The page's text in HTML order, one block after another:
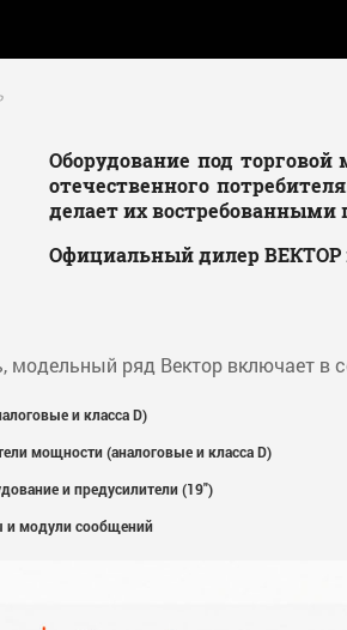
Оборудование под торговой
отечественного
делает их
Официальный дилер ВЕКТОР
модельный ряд Вектор включает в
и класса D)
мощности (аналоговые и класса D)
и предусилители (19")
и модули сообщений